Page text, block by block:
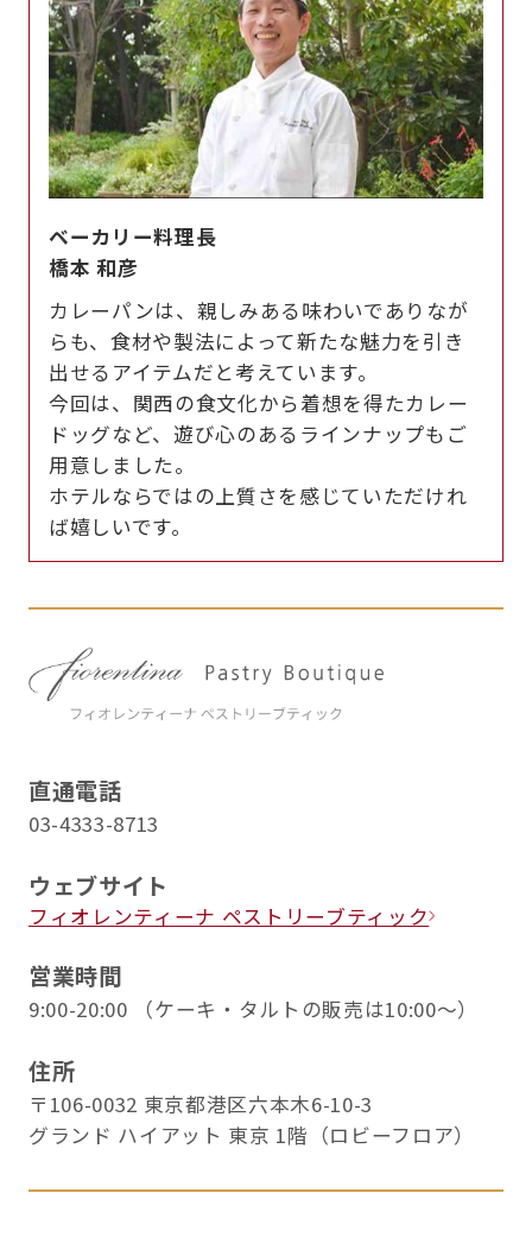
ベーカリー料理長
橋本 和彦
カレーパンは、親しみある味わいでありなが
らも、食材や製法によって新たな魅力を引き
出せるアイテムだと考えています。
今回は、関西の食文化から着想を得たカレー
ドッグなど、遊び心のあるラインナップもご
用意しました。
ホテルならではの上質さを感じていただけれ
ば嬉しいです。
直通電話
03-4333-8713
ウェブサイト
フィオレンティーナ ペストリーブティック
営業時間
9:00-20:00 （ケーキ・タルトの販売は10:00～）
住所
〒106-0032 東京都港区六本木6-10-3
グランド ハイアット 東京 1階（ロビーフロア）